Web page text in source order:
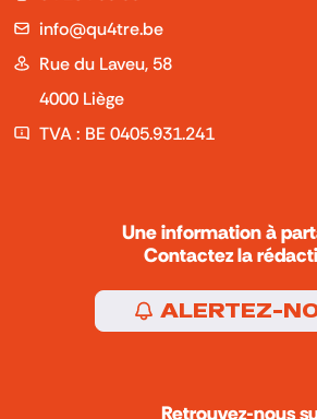
info@qu4tre.be
Rue du Laveu, 58
4000 Liège
TVA : BE 0405.931.241
Une information à
Contactez la
ALERTEZ-
Retrouvez-nous